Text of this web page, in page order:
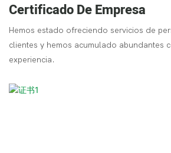
Certificado De Empresa
Hemos estado ofreciendo servicios de
clientes y hemos acumulado abundantes
experiencia.